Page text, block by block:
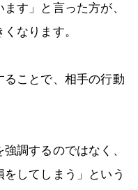
す」と言った方が、
なります。
ことで、相手の行動
調するのではなく、
してしまう」という